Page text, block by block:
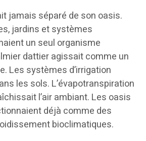
jamais séparé de son oasis.
jardins et systèmes
un seul organisme
dattier agissait comme un
Les systèmes d’irrigation
les sols. L’évapotranspiration
l’air ambiant. Les oasis
déjà comme des
bioclimatiques.